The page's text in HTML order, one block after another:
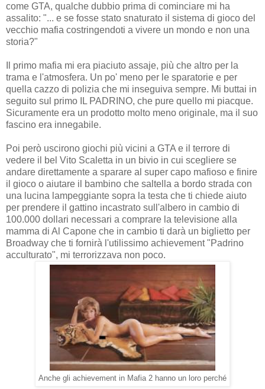
come GTA, qualche dubbio prima di cominciare mi ha
assalito: "... e se fosse stato snaturato il sistema di gioco del
vecchio mafia costringendoti a vivere un mondo e non una
storia?"
Il primo mafia mi era piaciuto assaje, più che altro per la
trama e l'atmosfera. Un po' meno per le sparatorie e per
quella cazzo di polizia che mi inseguiva sempre. Mi buttai in
seguito sul primo IL PADRINO, che pure quello mi piacque.
Sicuramente era un prodotto molto meno originale, ma il suo
fascino era innegabile.
Poi però uscirono giochi più vicini a GTA e il terrore di
vedere il bel Vito Scaletta in un bivio in cui scegliere se
andare direttamente a sparare al super capo mafioso e finire
il gioco o aiutare il bambino che saltella a bordo strada con
una lucina lampeggiante sopra la testa che ti chiede aiuto
per prendere il gattino incastrato sull'albero in cambio di
100.000 dollari necessari a comprare la televisione alla
mamma di Al Capone che in cambio ti darà un biglietto per
Broadway che ti fornirà l'utilissimo achievement "Padrino
acculturato", mi terrorizzava non poco.
Anche gli achievement in Mafia 2 hanno un loro perché